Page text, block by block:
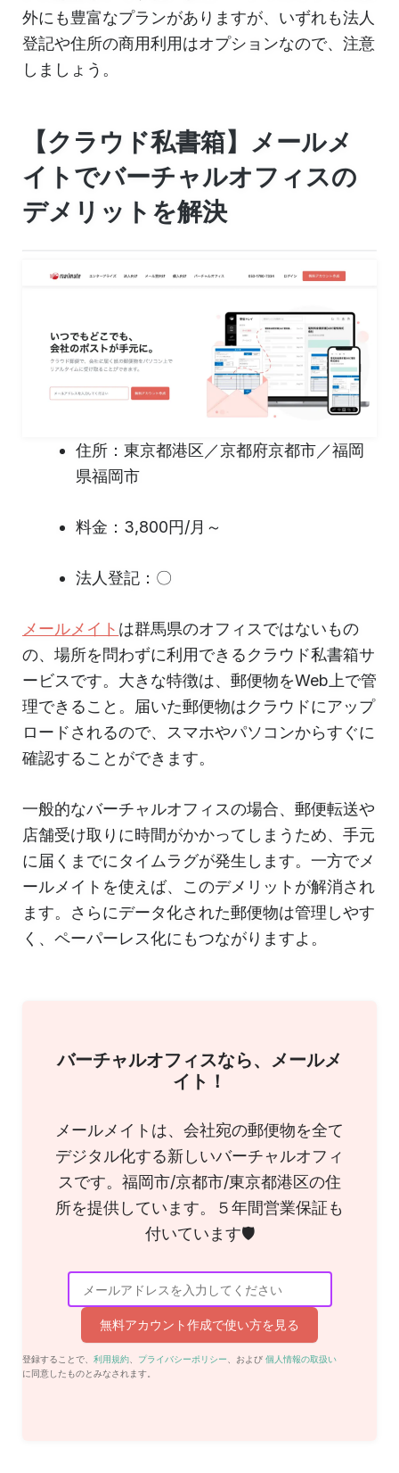
外にも豊富なプランがありますが、いずれも法人
登記や住所の商用利用はオプションなので、注意
しましょう。
【クラウド私書箱】メールメ
イトでバーチャルオフィスの
デメリットを解決
住所：東京都港区／京都府京都市／福岡
県福岡市
料金：3,800円/月～
法人登記：〇
メールメイト は群馬県のオフィスではないもの
の、場所を問わずに利用できるクラウド私書箱サ
ービスです。大きな特徴は、郵便物をWeb上で管
理できること。届いた郵便物はクラウドにアップ
ロードされるので、スマホやパソコンからすぐに
確認することができます。
一般的なバーチャルオフィスの場合、郵便転送や
店舗受け取りに時間がかかってしまうため、手元
に届くまでにタイムラグが発生します。一方でメ
ールメイトを使えば、このデメリットが解消され
ます。さらにデータ化された郵便物は管理しやす
く、ペーパーレス化にもつながりますよ。
バーチャルオフィスなら、メールメ
イト！
メールメイトは、会社宛の郵便物を全て
デジタル化する新しいバーチャルオフィ
スです。福岡市/京都市/東京都港区の住
所を提供しています。５年間営業保証も
付いています🛡
無料アカウント作成で使い方を見る
登録することで、 利用規約 プライバシーポリシー 、および 個人情報の取扱い
に同意したものとみなされます。